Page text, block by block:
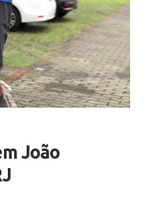
João